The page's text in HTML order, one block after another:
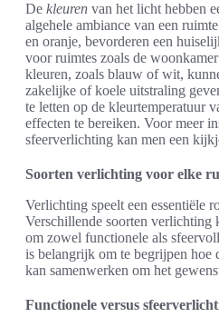
De kleuren van het licht hebben
algehele ambiance van een
en oranje, bevorderen een
voor ruimtes zoals de
kleuren, zoals blauw of wit,
zakelijke of koele uitstraling
te letten op de kleurtemperatuur
effecten te bereiken. Voor meer
sfeerverlichting kan men een
Soorten verlichting voor elke
Verlichting speelt een essentiële
Verschillende soorten verlichting
om zowel functionele als
is belangrijk om te begrijpen hoe
kan samenwerken om het
Functionele versus